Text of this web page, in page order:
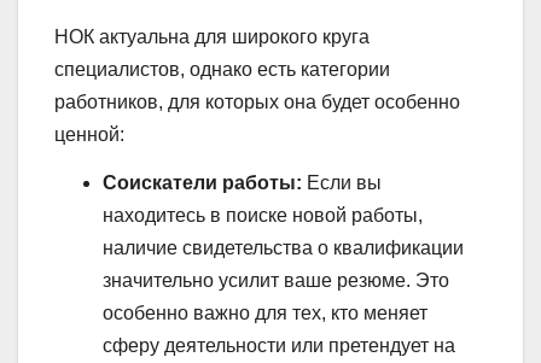
НОК актуальна для широкого круга
специалистов, однако есть категории
работников, для которых она будет особенно
ценной:
Соискатели работы: Если вы
находитесь в поиске новой работы,
наличие свидетельства о квалификации
значительно усилит ваше резюме. Это
особенно важно для тех, кто меняет
сферу деятельности или претендует на